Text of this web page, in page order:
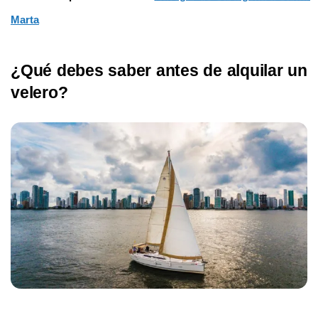
Marta
¿Qué debes saber antes de alquilar un
velero?